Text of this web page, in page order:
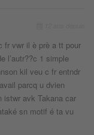
fr vwr il è prè a tt pour
l’autr??c 1 simple
kil veu c fr entndr
parcq u dvien
istwr avk Takana car
sn motif é ta vu